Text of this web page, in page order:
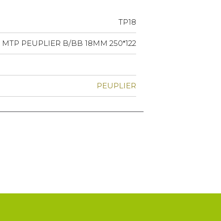
TP18
MTP PEUPLIER B/BB 18MM 250*122
PEUPLIER